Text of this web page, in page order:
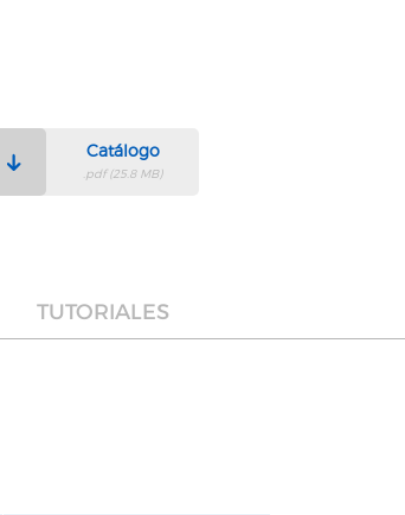
Catálogo
.pdf (25.8 MB)
TUTORIALES